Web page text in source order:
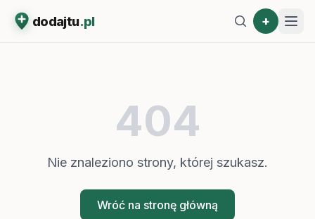
dodajtu.pl +
404
Nie znaleziono strony, której szukasz.
Wróć na stronę główną